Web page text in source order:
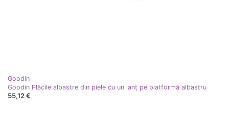
Goodin
Goodin Plăcile albastre din piele cu un lanț pe platformă albastru
55,12 €